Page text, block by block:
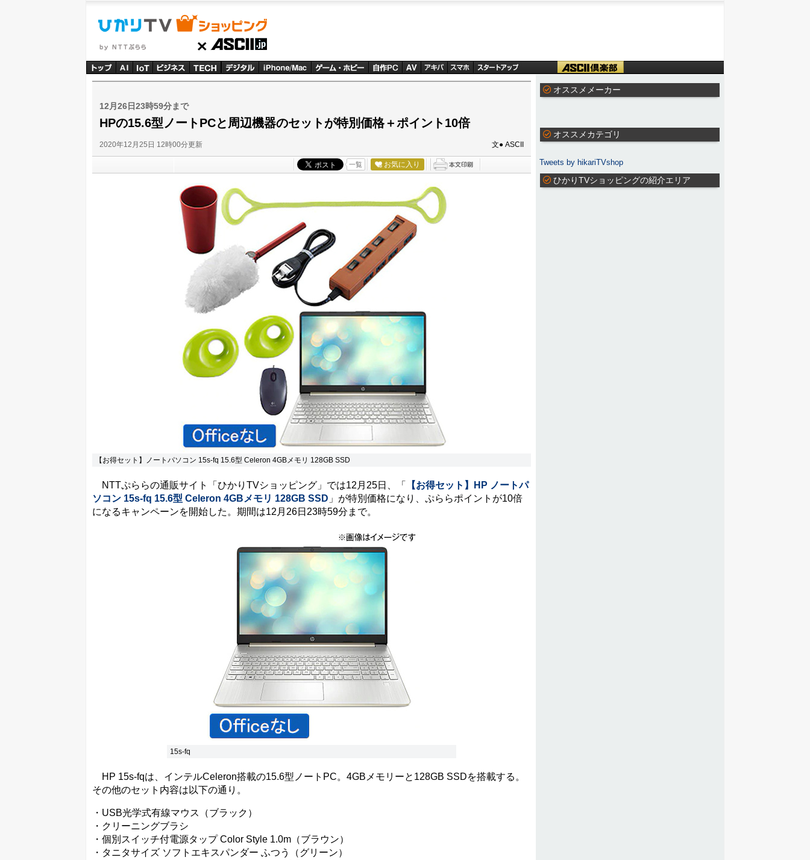
ひかりTVショッピング
ASCII
12月26日23時59分まで
HPの15.6型ノートPCと周辺機器のセットが特別価格＋ポイント10倍
2020年12月25日 12時00分更新 文● ASCII
一覧 お気に入り
【お得セット】ノートパソコン 15s-fq 15.6型 Celeron 4GBメモリ 128GB SSD
NTTぷららの通販サイト「ひかりTVショッピング」では12月25日、「
【お得セット】HP ノートパ
ソコン 15s-fq 15.6型 Celeron 4GBメモリ 128GB SSD 」が特別価格になり、ぷららポイントが10倍
になるキャンペーンを開始した。期間は12月26日23時59分まで。
15s-fq
HP 15s-fqは、インテルCeleron搭載の15.6型ノートPC。4GBメモリーと128GB SSDを搭載する。
その他のセット内容は以下の通り。
・USB光学式有線マウス（ブラック）
・クリーニングブラシ
・個別スイッチ付電源タップ Color Style 1.0m（ブラウン）
・タニタサイズ ソフトエキスパンダー ふつう（グリーン）
オススメメーカー
オススメカテゴリ
Tweets by hikariTVshop
ひかりTVショッピングの紹介エリア